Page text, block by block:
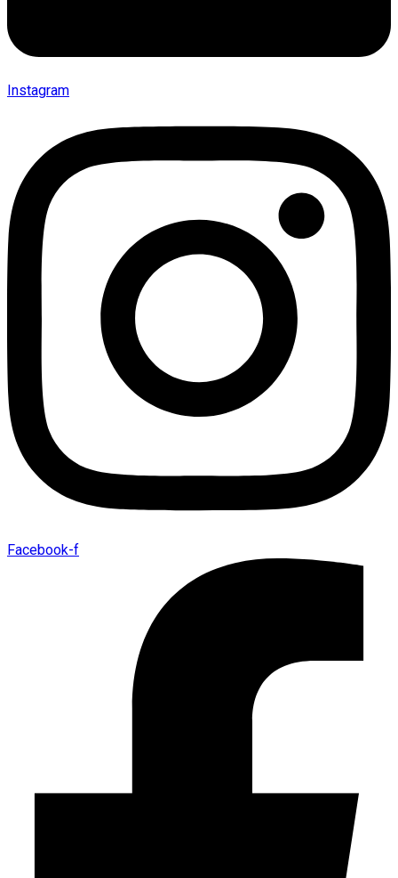
Instagram
Facebook-f